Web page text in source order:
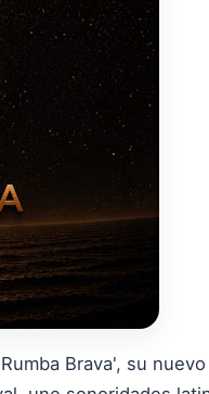
Brava', su